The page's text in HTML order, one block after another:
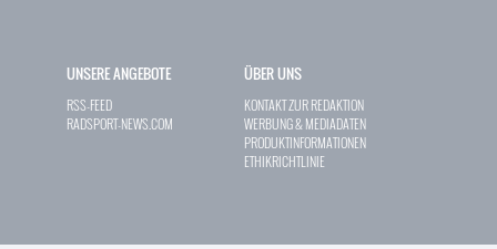
UNSERE ANGEBOTE
RSS-FEED
RADSPORT-NEWS.COM
ÜBER UNS
KONTAKT ZUR REDAKTION
WERBUNG & MEDIADATEN
PRODUKTINFORMATIONEN
ETHIKRICHTLINIE